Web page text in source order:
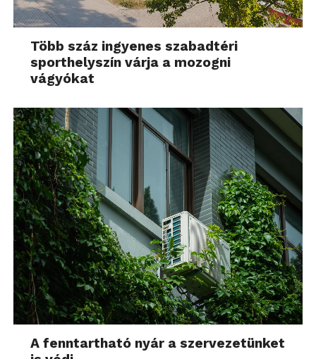
Több száz ingyenes szabadtéri
sporthelyszín várja a mozogni
vágyókat
A fenntartható nyár a szervezetünket